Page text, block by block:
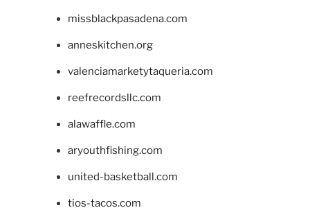
missblackpasadena.com
anneskitchen.org
valenciamarketytaqueria.com
reefrecordsllc.com
alawaffle.com
aryouthfishing.com
united-basketball.com
tios-tacos.com